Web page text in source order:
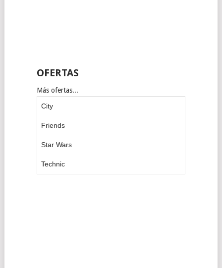
OFERTAS
Más ofertas...
City
Friends
Star Wars
Technic